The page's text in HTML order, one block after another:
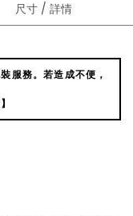
尺寸 / 詳情
服務。若造成不便，